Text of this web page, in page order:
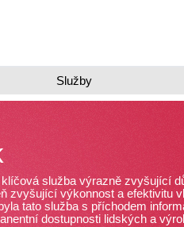
Služby
klíčová služba výrazně zvyšující
zvyšující výkonnost a efektivitu
tato služba s příchodem
dostupnosti lidských a